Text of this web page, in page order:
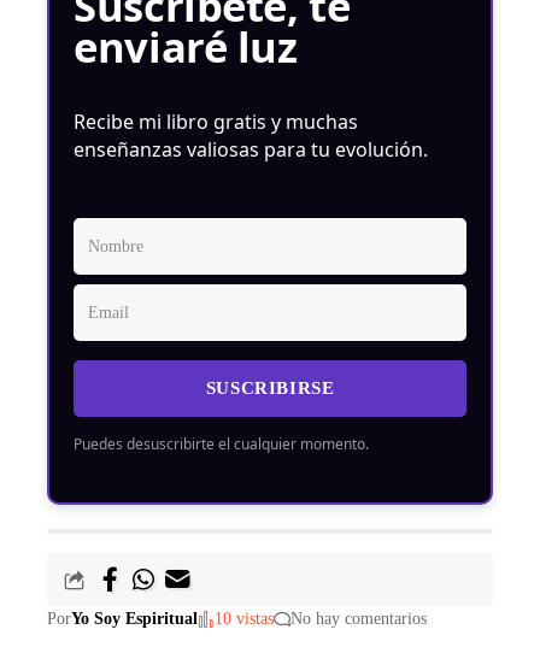
enviaré luz
Recibe mi libro gratis y muchas
enseñanzas valiosas para tu evolución.
SUSCRIBIRSE
Puedes desuscribirte el cualquier momento.
PorYo Soy Espiritual 10 vistas No hay comentarios